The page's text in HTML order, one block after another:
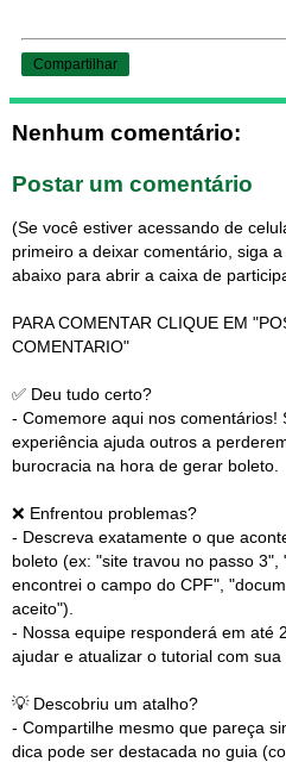
Compartilhar
Nenhum comentário:
Postar um comentário
(Se você estiver acessando de
primeiro a deixar comentário, siga
abaixo para abrir a caixa de
PARA COMENTAR CLIQUE EM
COMENTARIO"
✅ Deu tudo certo?
- Comemore aqui nos comentários!
experiência ajuda outros a
burocracia na hora de gerar boleto.
❌ Enfrentou problemas?
- Descreva exatamente o que
boleto (ex: "site travou no passo 3",
encontrei o campo do CPF",
aceito").
- Nossa equipe responderá em até
ajudar e atualizar o tutorial com sua
💡 Descobriu um atalho?
- Compartilhe mesmo que pareça
dica pode ser destacada no guia